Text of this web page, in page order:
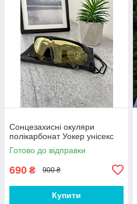
Сонцезахисні окуляри
полікарбонат Уокер унісекс
Готово до відправки
690 ₴ 900 ₴
Купити